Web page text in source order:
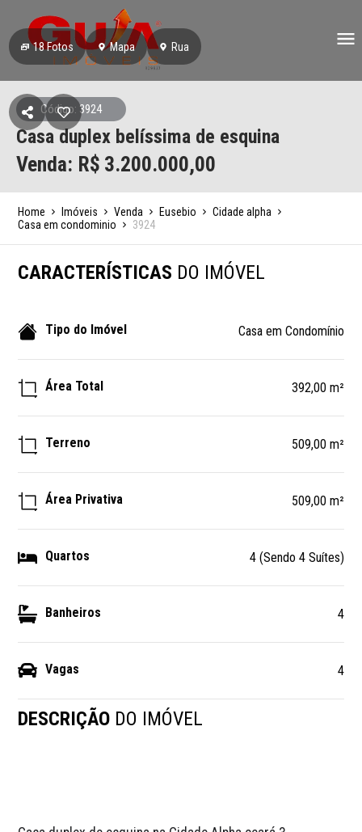
18Fotos Mapa Rua
Código: 3924
Casa duplex belíssima de esquina
Venda: R$ 3.200.000,00
Home Imóveis Venda Eusebio
Cidade alpha
Casa em condominio
3924
CARACTERÍSTICAS DO IMÓVEL
Tipo do Imóvel Casa em Condomínio
Área Total 392,00 m²
Terreno 509,00 m²
Área Privativa 509,00 m²
Quartos 4 (Sendo 4 Suítes)
Banheiros 4
Vagas 4
DESCRIÇÃO DO IMÓVEL